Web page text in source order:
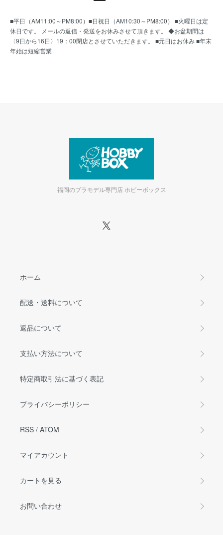
■平日（AM11:00～PM8:00）■日祝日（AM10:30～PM8:00） ■火曜日は定
休日です。 メールの返信・発送をお休みさせて頂きます。 ◆お盆期間は
〈9日から16日〉19：00閉店とさせていただきます。 ■元日はお休み ■年末
年始は短縮営業
福岡のプラモデル専門店 ホビーボックス
ホーム
配送・送料について
返品について
支払い方法について
特定商取引法に基づく表記
プライバシーポリシー
RSS / ATOM
マイアカウント
カートを見る
お問い合わせ